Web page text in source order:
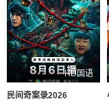
HD国语
民间奇案录2026